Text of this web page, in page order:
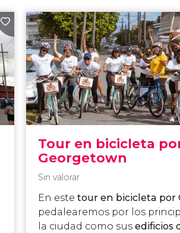
Tour en bicicleta
Georgetown
Sin valorar
En este tour en bicicleta por
pedalearemos por los
la ciudad como sus edificios